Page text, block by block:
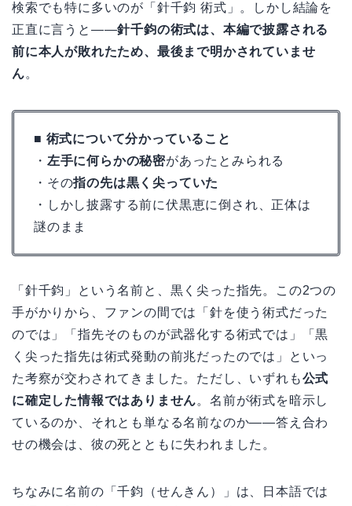
検索でも特に多いのが「針千鈞 術式」。しかし結論を
正直に言うと——針千鈞の術式は、本編で披露される
前に本人が敗れたため、最後まで明かされていませ
ん。
■ 術式について分かっていること
・ 左手に何らかの秘密があったとみられる
・その指の先は黒く尖っていた
・しかし披露する前に伏黒恵に倒され、正体は
謎のまま
「針千鈞」という名前と、黒く尖った指先。この2つの
手がかりから、ファンの間では「針を使う術式だった
のでは」「指先そのものが武器化する術式では」「黒
く尖った指先は術式発動の前兆だったのでは」といっ
た考察が交わされてきました。ただし、いずれも公式
に確定した情報ではありません。名前が術式を暗示し
ているのか、それとも単なる名前なのか——答え合わ
せの機会は、彼の死とともに失われました。
ちなみに名前の「千鈞（せんきん）」は、日本語では